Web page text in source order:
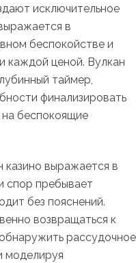
исключительное
в
беспокойстве и
каждой ценой. Вулкан
таймер,
финализировать
на беспокоящие
казино выражается в
спор пребывает
без пояснений.
возвращаться к
рассудочное
моделируя